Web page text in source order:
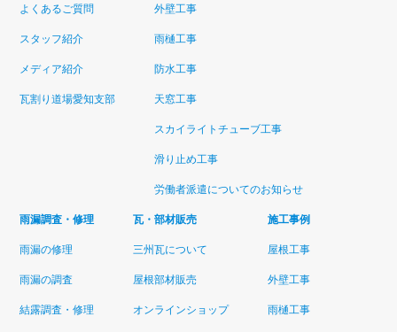
よくあるご質問
スタッフ紹介
メディア紹介
瓦割り道場愛知支部
外壁工事
雨樋工事
防水工事
天窓工事
スカイライトチューブ工事
滑り止め工事
労働者派遣についてのお知らせ
雨漏調査・修理
雨漏の修理
雨漏の調査
結露調査・修理
瓦・部材販売
三州瓦について
屋根部材販売
オンラインショップ
施工事例
屋根工事
外壁工事
雨樋工事